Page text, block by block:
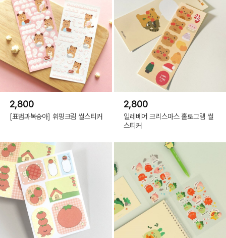
2,800
[표범과복숭아] 휘핑크림 씰스티커
2,800
일레베어 크리스마스 홀로그램 씰
스티커